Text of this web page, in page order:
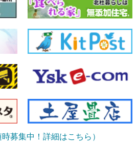
時募集中！詳細はこちら）